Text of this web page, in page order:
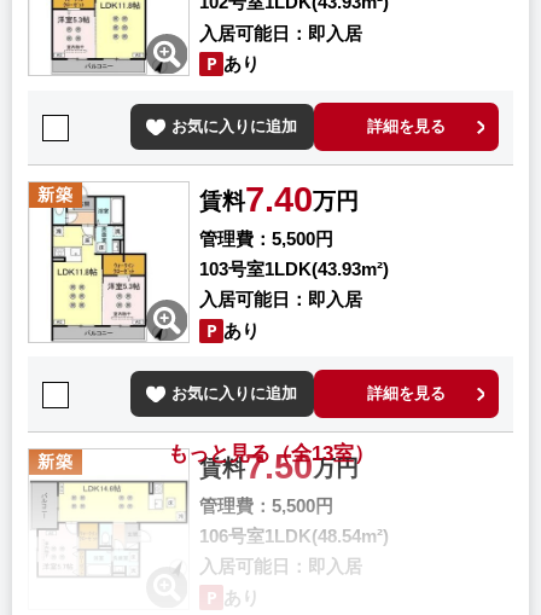
入居可能日
即入居
あり
お気に入りに追加 詳細を見る
新築 賃料7.40万円
管理費
5,500円
103号室1LDK(43.93m²)
入居可能日
即入居
あり
お気に入りに追加 詳細を見る
新築 賃料7.50万円
管理費
5,500円
106号室1LDK(48.54m²)
入居可能日
即入居
あり
もっと見る（全13室）